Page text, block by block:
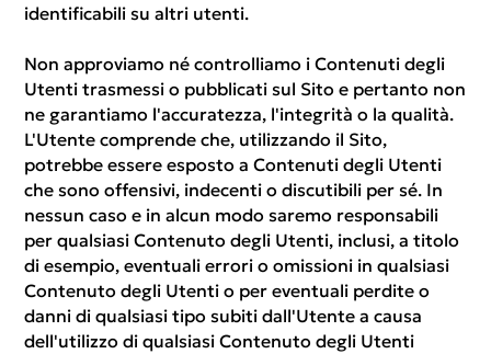
identificabili su altri utenti.
Non approviamo né controlliamo i Contenuti degli
Utenti trasmessi o pubblicati sul Sito e pertanto non
ne garantiamo l'accuratezza, l'integrità o la qualità.
L'Utente comprende che, utilizzando il Sito,
potrebbe essere esposto a Contenuti degli Utenti
che sono offensivi, indecenti o discutibili per sé. In
nessun caso e in alcun modo saremo responsabili
per qualsiasi Contenuto degli Utenti, inclusi, a titolo
di esempio, eventuali errori o omissioni in qualsiasi
Contenuto degli Utenti o per eventuali perdite o
danni di qualsiasi tipo subiti dall'Utente a causa
dell'utilizzo di qualsiasi Contenuto degli Utenti